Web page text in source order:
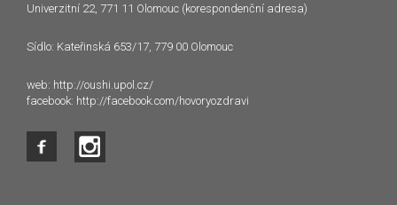
Univerzitní 22, 771 11 Olomouc (korespondenční adresa)
Sídlo: Kateřinská 653/17, 779 00 Olomouc
web: http://oushi.upol.cz/
facebook: http://facebook.com/hovoryozdravi